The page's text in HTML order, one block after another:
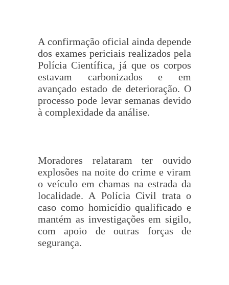
A confirmação oficial ainda depende
dos exames periciais realizados pela
Polícia Científica, já que os corpos
estavam carbonizados e em
avançado estado de deterioração. O
processo pode levar semanas devido
à complexidade da análise.
Moradores relataram ter ouvido
explosões na noite do crime e viram
o veículo em chamas na estrada da
localidade. A Polícia Civil trata o
caso como homicídio qualificado e
mantém as investigações em sigilo,
com apoio de outras forças de
segurança.